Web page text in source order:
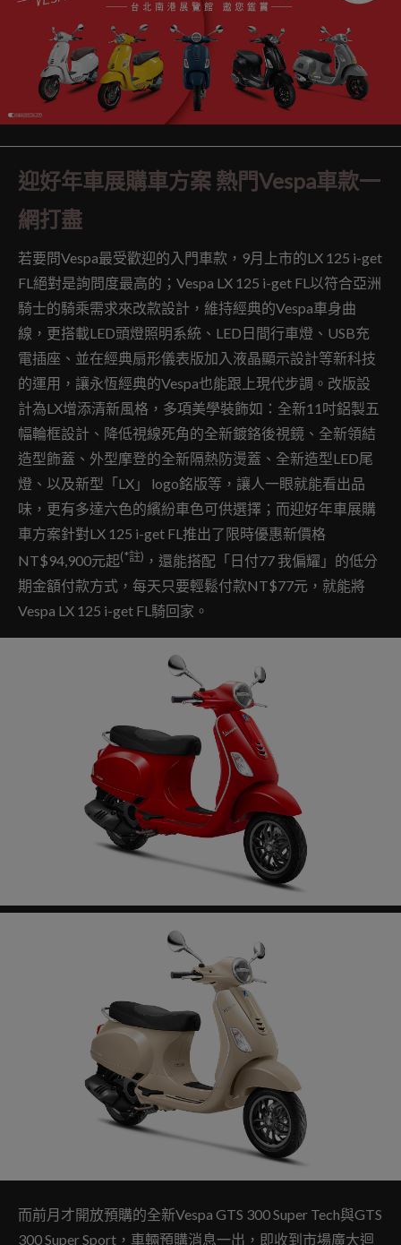
迎好年車展購車方案 熱門Vespa車款一
網打盡
若要問Vespa最受歡迎的入門車款，9月上市的LX 125 i-get
FL絕對是詢問度最高的；Vespa LX 125 i-get FL以符合亞洲
騎士的騎乘需求來改款設計，維持經典的Vespa車身曲
線，更搭載LED頭燈照明系統、LED日間行車燈、USB充
電插座、並在經典扇形儀表版加入液晶顯示設計等新科技
的運用，讓永恆經典的Vespa也能跟上現代步調。改版設
計為LX增添清新風格，多項美學裝飾如：全新11吋鋁製五
幅輪框設計、降低視線死角的全新鍍鉻後視鏡、全新領結
造型飾蓋、外型摩登的全新隔熱防燙蓋、全新造型LED尾
燈、以及新型「LX」 logo銘版等，讓人一眼就能看出品
味，更有多達六色的繽紛車色可供選擇；而迎好年車展購
車方案針對LX 125 i-get FL推出了限時優惠新價格
NT$94,900元起(*註) ，還能搭配「日付77 我偏耀」的低分
期金額付款方式，每天只要輕鬆付款NT$77元，就能將
Vespa LX 125 i-get FL騎回家。
而前月才開放預購的全新Vespa GTS 300 Super Tech與GTS
300 Super Sport，車輛預購消息一出，即收到市場廣大迴